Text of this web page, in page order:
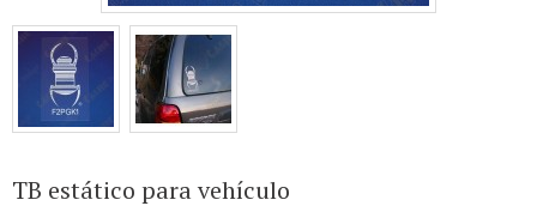
TB estático para vehículo